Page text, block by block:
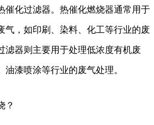
催化过滤器。热催化燃烧器通常用于
气，如印刷、染料、化工等行业的废
滤器则主要用于处理低浓度有机废
油漆喷涂等行业的废气处理。
？